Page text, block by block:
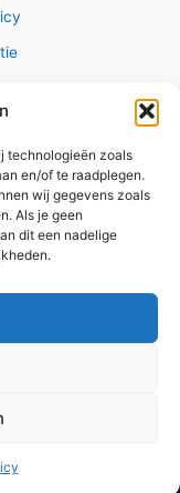
technologieën zoals
en/of te raadplegen.
wij gegevens zoals
Als je geen
dit een nadelige
om het